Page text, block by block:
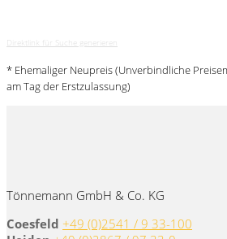
Direktlink für Suche generieren
* Ehemaliger Neupreis (Unverbindliche
am Tag der Erstzulassung)
Tönnemann GmbH & Co. KG
Coesfeld +49 (0)2541 / 9 33-100